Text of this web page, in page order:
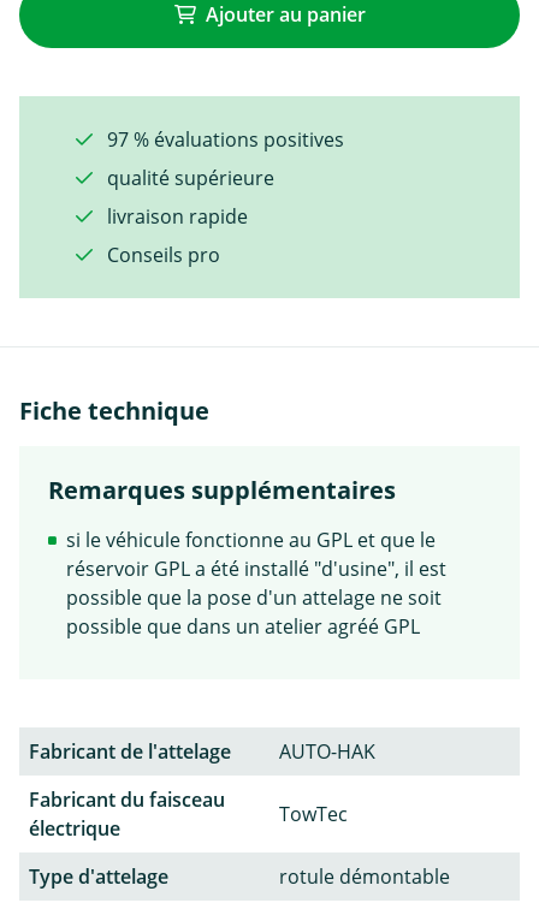
Ajouter au panier
97 % évaluations positives
qualité supérieure
livraison rapide
Conseils pro
Fiche technique
Remarques supplémentaires
si le véhicule fonctionne au GPL et que le
réservoir GPL a été installé "d'usine", il est
possible que la pose d'un attelage ne soit
possible que dans un atelier agréé GPL
Fabricant de l'attelage
AUTO-HAK
Fabricant du faisceau
électrique
TowTec
Type d'attelage
rotule démontable